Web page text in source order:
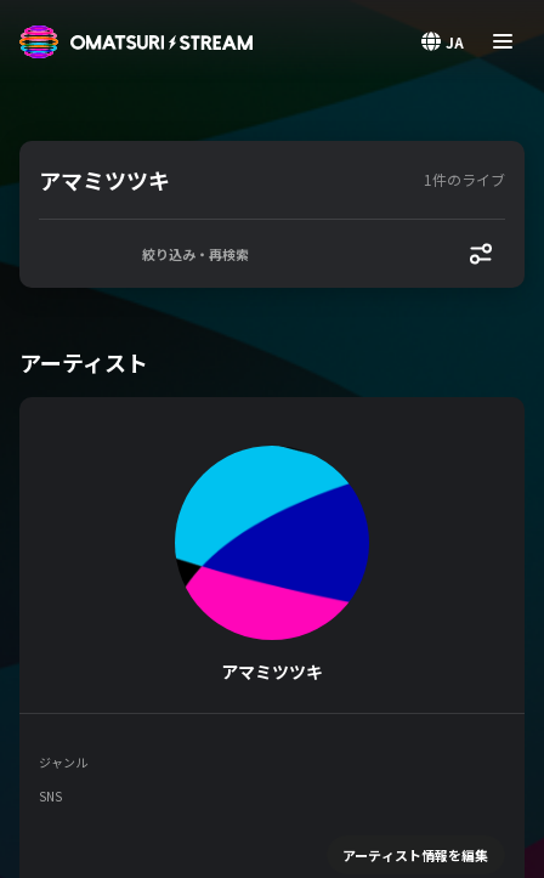
JA
アマミツツキ 1件のライブ
絞り込み・再検索
アーティスト
アマミツツキ
ジャンル
SNS
アーティスト情報を編集